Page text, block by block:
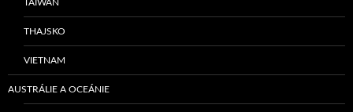
TAIWAN
THAJSKO
VIETNAM
AUSTRÁLIE A OCEÁNIE